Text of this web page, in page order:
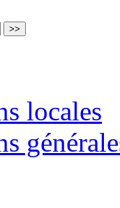
locales